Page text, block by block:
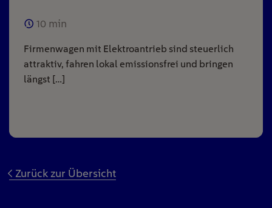
10 min
Firmenwagen mit Elektroantrieb sind steuerlich
attraktiv, fahren lokal emissionsfrei und bringen
längst […]
Zurück zur Übersicht